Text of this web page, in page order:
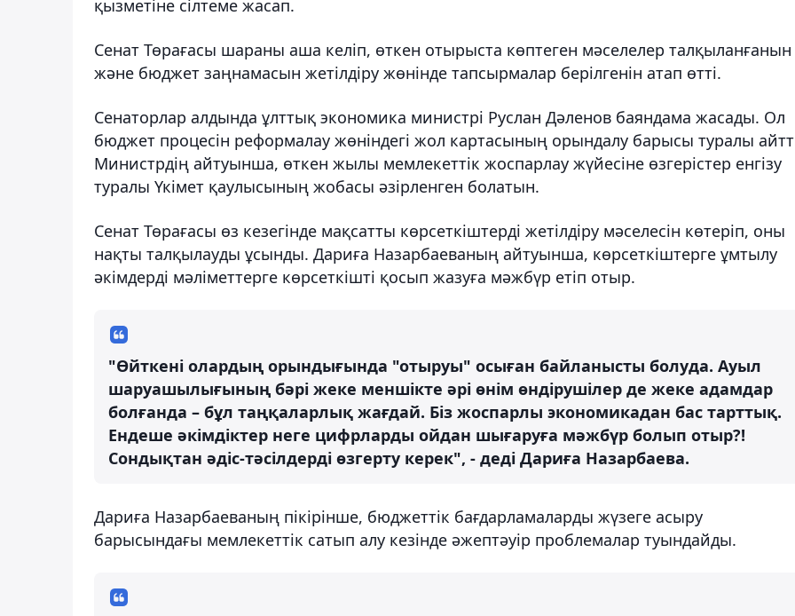
қызметіне сілтеме жасап.
Сенат Төрағасы шараны аша келіп, өткен отырыста көптеген мәселелер талқыланғанын
және бюджет заңнамасын жетілдіру жөнінде тапсырмалар берілгенін атап өтті.
Сенаторлар алдында ұлттық экономика министрі Руслан Дәленов баяндама жасады. Ол
бюджет процесін реформалау жөніндегі жол картасының орындалу барысы туралы
Министрдің айтуынша, өткен жылы мемлекеттік жоспарлау жүйесіне өзгерістер енгізу
туралы Үкімет қаулысының жобасы әзірленген болатын.
Сенат Төрағасы өз кезегінде мақсатты көрсеткіштерді жетілдіру мәселесін көтеріп, оны
нақты талқылауды ұсынды. Дариға Назарбаеваның айтуынша, көрсеткіштерге ұмтылу
әкімдерді мәліметтерге көрсеткішті қосып жазуға мәжбүр етіп отыр.
"Өйткені олардың орындығында "отыруы" осыған байланысты болуда. Ауыл
шаруашылығының бәрі жеке меншікте әрі өнім өндірушілер де жеке адамдар
болғанда – бұл таңқаларлық жағдай. Біз жоспарлы экономикадан бас тарттық.
Ендеше әкімдіктер неге цифрларды ойдан шығаруға мәжбүр болып отыр?!
Сондықтан әдіс-тәсілдерді өзгерту керек", - деді Дариға Назарбаева.
Дариға Назарбаеваның пікірінше, бюджеттік бағдарламаларды жүзеге асыру
барысындағы мемлекеттік сатып алу кезінде әжептәуір проблемалар туындайды.